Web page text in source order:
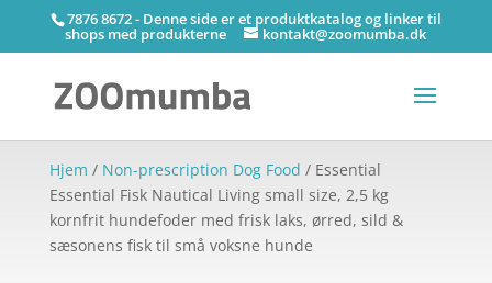
7876 8672 - Denne side er et produktkatalog og linker til
shops med produkterne kontakt@zoomumba.dk
Hjem / Non-prescription Dog Food / Essential
Essential Fisk Nautical Living small size, 2,5 kg
kornfrit hundefoder med frisk laks, ørred, sild &
sæsonens fisk til små voksne hunde